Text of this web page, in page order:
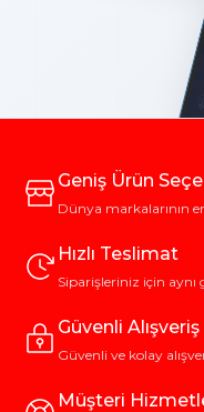
Geniş Ürün
Dünya markalarının
Hızlı Teslimat
Siparişleriniz için aynı
Güvenli Alışveriş
Güvenli ve kolay
Müşteri